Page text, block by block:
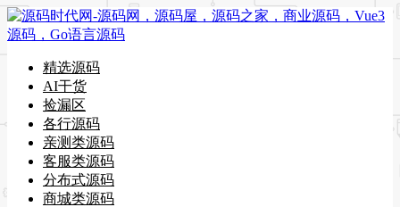
精选源码
AI干货
捡漏区
各行源码
亲测类源码
客服类源码
分布式源码
商城类源码